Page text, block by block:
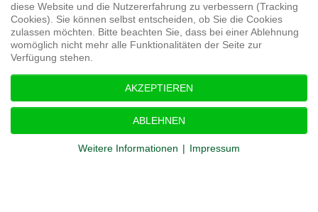
diese Website und die Nutzererfahrung zu verbessern (Tracking
Cookies). Sie können selbst entscheiden, ob Sie die Cookies
zulassen möchten. Bitte beachten Sie, dass bei einer Ablehnung
womöglich nicht mehr alle Funktionalitäten der Seite zur
Verfügung stehen.
AKZEPTIEREN
ABLEHNEN
Weitere Informationen | Impressum